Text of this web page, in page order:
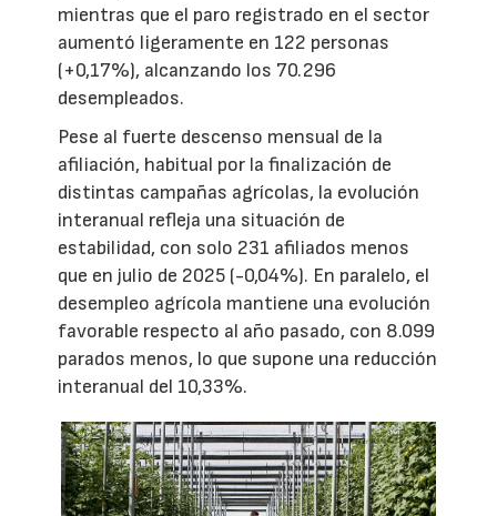
mientras que el paro registrado en el sector
aumentó ligeramente en 122 personas
(+0,17%), alcanzando los 70.296
desempleados.
Pese al fuerte descenso mensual de la
afiliación, habitual por la finalización de
distintas campañas agrícolas, la evolución
interanual refleja una situación de
estabilidad, con solo 231 afiliados menos
que en julio de 2025 (-0,04%). En paralelo, el
desempleo agrícola mantiene una evolución
favorable respecto al año pasado, con 8.099
parados menos, lo que supone una reducción
interanual del 10,33%.